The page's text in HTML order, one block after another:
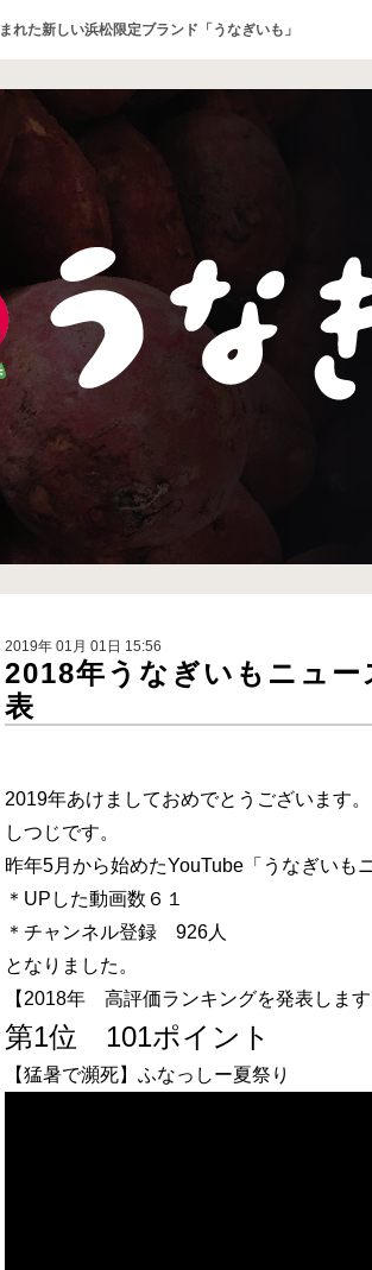
た新しい浜松限定ブランド「うなぎいも」
2019年 01月 01日 15:56
2018年うなぎいもニュ
表
2019年あけましておめでとうございます。
しつじです。
昨年5月から始めたYouTube「うなぎいも
＊UPした動画数６１
＊チャンネル登録 926人
となりました。
【2018年 高評価ランキングを発表します
第1位 101ポイント
【猛暑で瀕死】ふなっしー夏祭り